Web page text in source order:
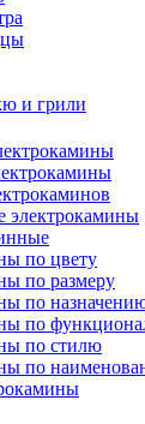
и грили
электрокамины
по цвету
по размеру
по
по
по стилю
по